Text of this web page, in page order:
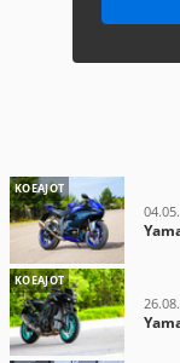
KOEAJOT
KOEAJOT